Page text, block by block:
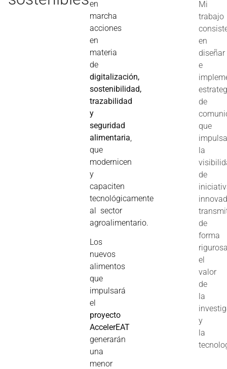
en
marcha
acciones
en
materia
de
digitalización,
sostenibilidad,
trazabilidad
y
seguridad
alimentaria
que
modernicen
y
capaciten
tecnológicamente
al sector
agroalimentario.
Los
nuevos
alimentos
que
impulsará
el
proyecto
AccelerEAT
generarán
una
menor
Mi
trabajo
en
diseñar
e
de
que
la
de
de
forma
el
valor
de
la
y
la